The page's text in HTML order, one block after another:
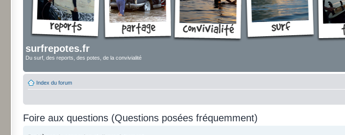
surfrepotes.fr
Du surf, des reports, des potes, de la convivialité
Index du forum
Foire aux questions (Questions posées fréquemment)